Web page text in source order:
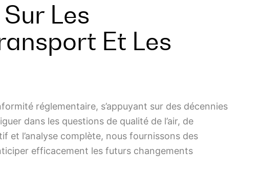
Les
Et Les
réglementaire, s’appuyant sur des décennies
dans les questions de qualité de l’air, de
et l’analyse complète, nous fournissons des
efficacement les futurs changements